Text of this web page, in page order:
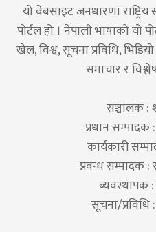
यो वेबसाइट जनधारणा
पोर्टल हो । नेपाली भाषाको यो
खेल, विश्व, सूचना प्रविधि,
समाचार र
सञ्चालक :
प्रधान सम्पादक
कार्यकारी
प्रवन्ध सम्पादक :
ब्यवस्थापक :
सूचना/प्रविधि